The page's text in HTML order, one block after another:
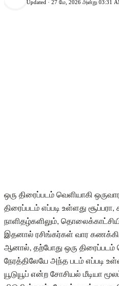
Updated · 27 மே, 2026 அன்று 03:31
ஒரு திரைப்படம் வெளியாகி
திரைப்படம் எப்படி உள்ளது
நாளிதழ்களிலும்,
இதனால் ரசிங்கர்கள் வார
ஆனால், தற்போது ஒரு திரைப்படம்
நேரத்திலேயே அந்த படம் எப்படி
யூடுயூப் என்ற சோசியல் மீடியா